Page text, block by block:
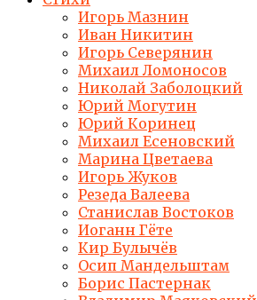
Игорь Мазнин
Иван Никитин
Игорь Северянин
Михаил Ломоносов
Николай Заболоцкий
Юрий Могутин
Юрий Коринец
Михаил Есеновский
Марина Цветаева
Игорь Жуков
Резеда Валеева
Станислав Востоков
Иоганн Гёте
Кир Булычёв
Осип Мандельштам
Борис Пастернак